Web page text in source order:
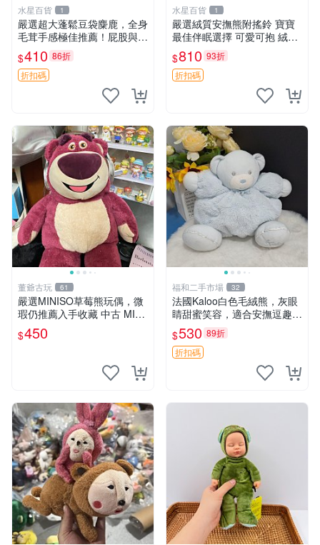
水星百貨 1
嚴選超大蓬鬆豆袋麋鹿，全身
毛茸手感極佳推薦！屁股與四
肢填充均勻，適合收藏與孩童
共賞。 麋鹿 豆袋 毛茸玩具
$410 86折
折扣碼
水星百貨 1
嚴選絨質安撫熊附搖鈴 寶寶
最佳伴眠選擇 可愛可抱 絨毛
玩具 安撫熊 嬰兒用
$810 93折
折扣碼
董爺古玩 61
嚴選MINISO草莓熊玩偶，微
瑕仍推薦入手收藏 中古 MINI
SO 草莓熊 玩具 收藏
$450
福和二手市場 32
法國Kaloo白色毛絨熊，灰眼
睛甜蜜笑容，適合安撫逗趣可
愛，柔軟面料手感佳。14 白
色安撫熊 毛絨玩具 寶寶逗樂
具
$530 89折
折扣碼